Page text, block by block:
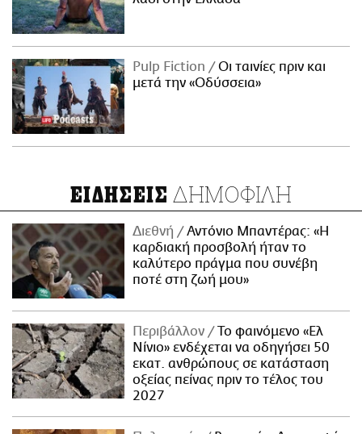
Pulp Fiction
Οι ταινίες πριν και
μετά την «Οδύσσεια»
ΕΙΔΗΣΕΙΣ ΔΗΜΟΦΙΛΗ
Διεθνή
Αντόνιο Μπαντέρας: «Η
καρδιακή προσβολή ήταν το
καλύτερο πράγμα που συνέβη
ποτέ στη ζωή μου»
Περιβάλλον
Το φαινόμενο «Ελ
Νίνιο» ενδέχεται να οδηγήσει 50
εκατ. ανθρώπους σε κατάσταση
οξείας πείνας πριν το τέλος του
2027